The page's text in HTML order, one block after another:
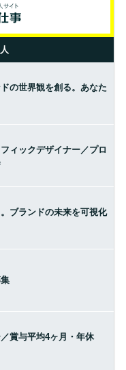
の世界観を創る。あなた
ィックデザイナー／プロ
ブランドの未来を可視化
賞与平均4ヶ月・年休